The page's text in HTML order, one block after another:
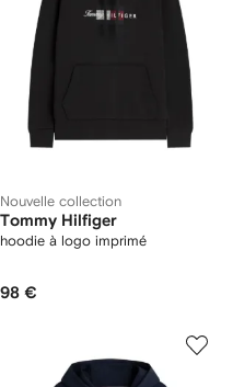
Nouvelle collection
Tommy Hilfiger
hoodie à logo imprimé
98 €